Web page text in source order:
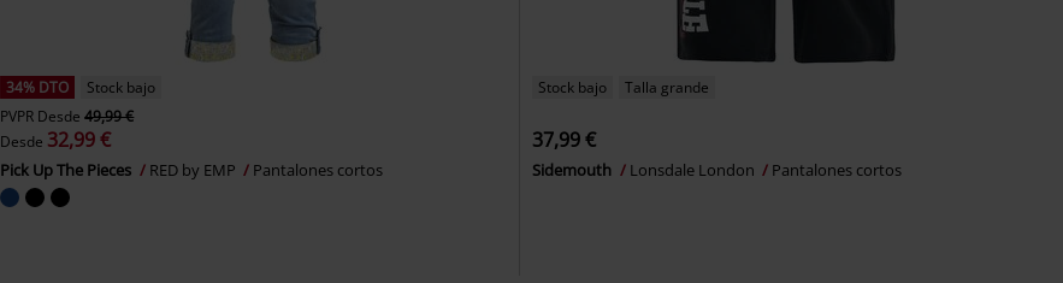
34% DTO
Stock bajo
PVPR Desde49,99 €
Desde 32,99 €
Pick Up The Pieces RED by EMP Pantalones cortos
Stock bajo Talla grande
37,99 €
Sidemouth Lonsdale London Pantalones cortos